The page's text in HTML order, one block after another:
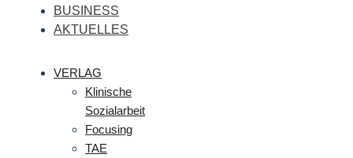
BUSINESS
AKTUELLES
VERLAG
Klinische
Sozialarbeit
Focusing
TAE